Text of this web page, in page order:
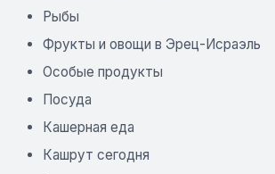
Рыбы
Фрукты и овощи в Эрец-Исраэль
Особые продукты
Посуда
Кашерная еда
Кашрут сегодня